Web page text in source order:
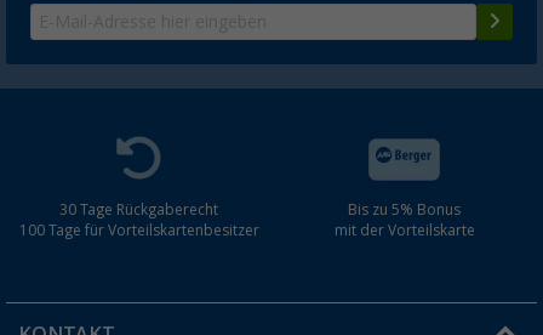
30 Tage Rückgaberecht
100 Tage für Vorteilskartenbesitzer
Bis zu 5% Bonus
mit der Vorteilskarte